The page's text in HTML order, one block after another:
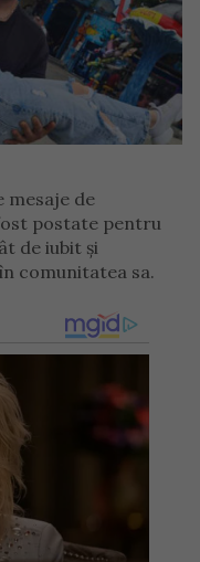
mesaje de
postate pentru
de iubit și
comunitatea sa.